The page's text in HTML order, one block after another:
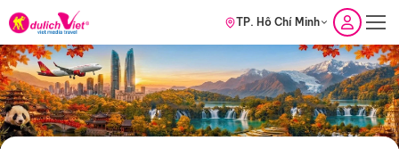
TP. Hồ Chí Minh